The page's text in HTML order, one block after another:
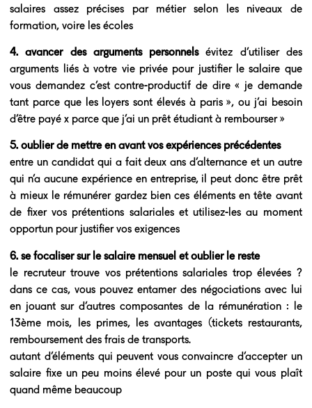
salaires assez précises par métier selon les niveaux de
formation, voire les écoles
4. avancer des arguments personnelsévitez d’utiliser des
arguments liés à votre vie privée pour justifier le salaire que
vous demandez c’est contre-productif de dire « je demande
tant parce que les loyers sont élevés à paris », ou j’ai besoin
d’être payé x parce que j’ai un prêt étudiant à rembourser »
5. oublier de mettre en avant vos expériences précédentes
entre un candidat qui a fait deux ans d’alternance et un autre
qui n’a aucune expérience en entreprise, il peut donc être prêt
à mieux le rémunérer gardez bien ces éléments en tête avant
de fixer vos prétentions salariales et utilisez-les au moment
opportun pour justifier vos exigences
6. se focaliser sur le salaire mensuel et oublier le reste
le recruteur trouve vos prétentions salariales trop élevées ?
dans ce cas, vous pouvez entamer des négociations avec lui
en jouant sur d’autres composantes de la rémunération : le
13ème mois, les primes, les avantages (tickets restaurants,
remboursement des frais de transports.
autant d’éléments qui peuvent vous convaincre d’accepter un
salaire fixe un peu moins élevé pour un poste qui vous plaît
quand même beaucoup